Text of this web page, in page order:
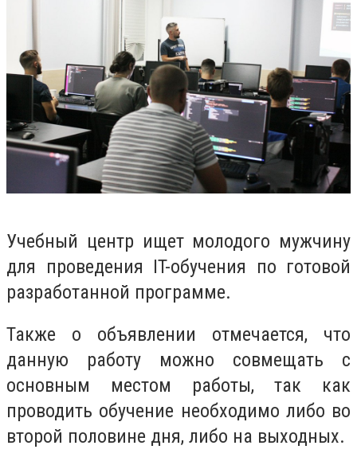
Учебный центр ищет молодого мужчину
для проведения IT-обучения по готовой
разработанной программе.
Также о объявлении отмечается, что
данную работу можно совмещать с
основным местом работы, так как
проводить обучение необходимо либо во
второй половине дня, либо на выходных.